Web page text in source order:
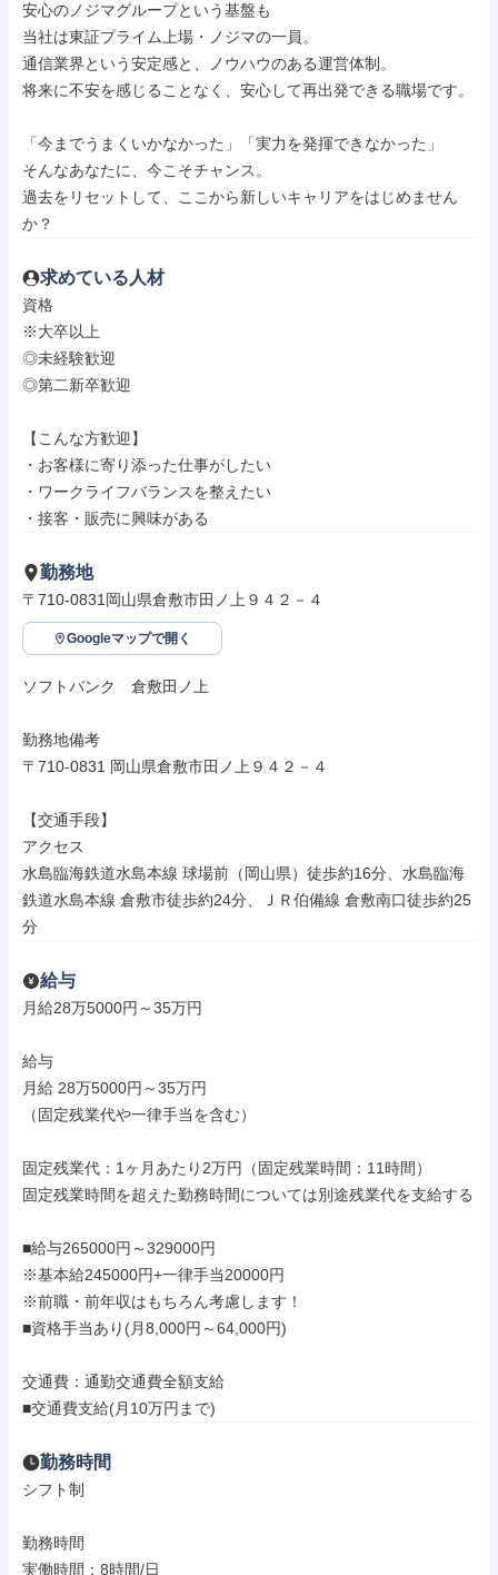
安心のノジマグループという基盤も
当社は東証プライム上場・ノジマの一員。
通信業界という安定感と、ノウハウのある運営体制。
将来に不安を感じることなく、安心して再出発できる職場です。
「今までうまくいかなかった」「実力を発揮できなかった」
そんなあなたに、今こそチャンス。
過去をリセットして、ここから新しいキャリアをはじめません
か？
求めている人材
資格
※大卒以上
◎未経験歓迎
◎第二新卒歓迎
【こんな方歓迎】
・お客様に寄り添った仕事がしたい
・ワークライフバランスを整えたい
・接客・販売に興味がある
勤務地
〒710-0831岡山県倉敷市田ノ上９４２－４
Googleマップで開く
ソフトバンク　倉敷田ノ上
勤務地備考
〒710-0831 岡山県倉敷市田ノ上９４２－４
【交通手段】
アクセス
水島臨海鉄道水島本線 球場前（岡山県）徒歩約16分、水島臨海
鉄道水島本線 倉敷市徒歩約24分、ＪＲ伯備線 倉敷南口徒歩約25
分
給与
月給28万5000円～35万円
給与
月給 28万5000円～35万円
（固定残業代や一律手当を含む）
固定残業代：1ヶ月あたり2万円（固定残業時間：11時間）
固定残業時間を超えた勤務時間については別途残業代を支給する
■給与265000円～329000円
※基本給245000円+一律手当20000円
※前職・前年収はもちろん考慮します！
■資格手当あり(月8,000円～64,000円)
交通費：通勤交通費全額支給
■交通費支給(月10万円まで)
勤務時間
シフト制
勤務時間
実働時間：8時間/日